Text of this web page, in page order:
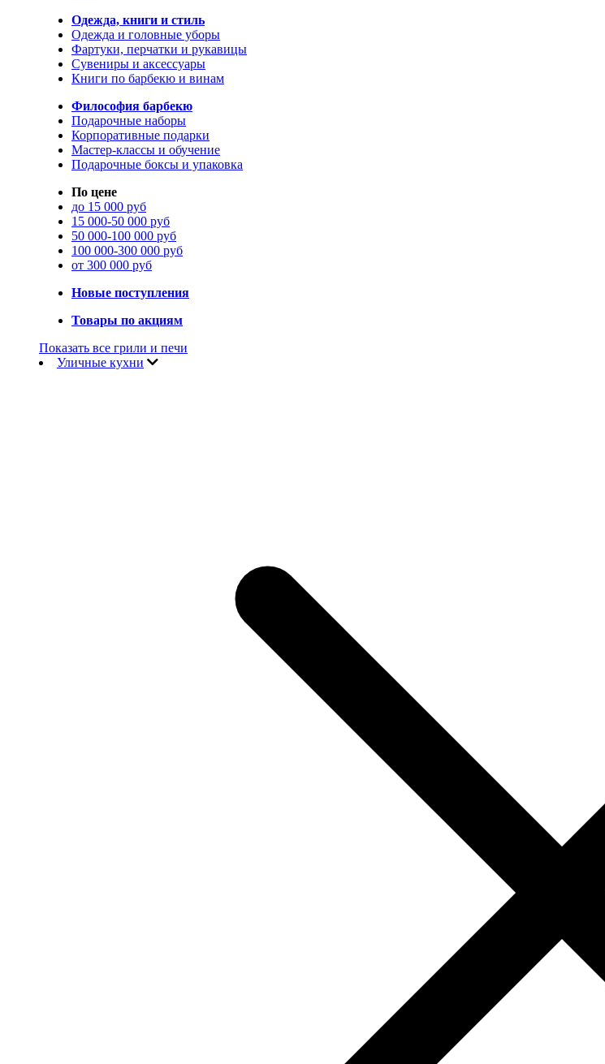
Одежда, книги и стиль
Одежда и головные уборы
Фартуки, перчатки и рукавицы
Сувениры и аксессуары
Книги по барбекю и винам
Философия барбекю
Подарочные наборы
Корпоративные подарки
Мастер-классы и обучение
Подарочные боксы и упаковка
По цене
до 15 000 руб
15 000-50 000 руб
50 000-100 000 руб
100 000-300 000 руб
от 300 000 руб
Новые поступления
Товары по акциям
Показать все грили и печи
Уличные кухни